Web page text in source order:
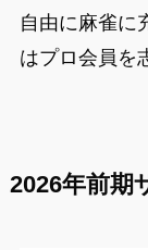
自由に麻雀に
はプロ会員を
2026年前期